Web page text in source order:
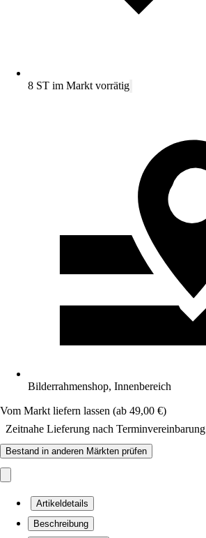
8 ST im Markt vorrätig
Bilderrahmenshop, Innenbereich
Vom Markt liefern lassen (ab 49,00 €)
Zeitnahe Lieferung nach Terminvereinbarung
Bestand in anderen Märkten prüfen
Artikeldetails
Beschreibung